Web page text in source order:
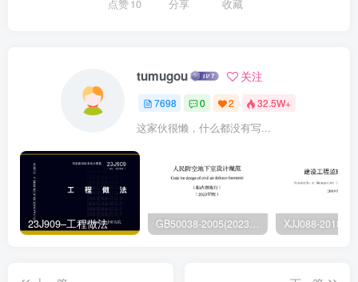
点赞10 分享 收藏
tumugou 关注
7698 0 2 32.5W+
这家伙很懒，什么都没有写...
23J909–工程做法 GB50038-2005(2023版)–人民防空地下室设计规范